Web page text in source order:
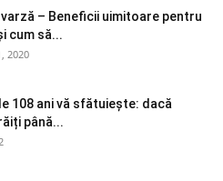
– Beneficii uimitoare pentru
cum să...
2020
108 ani vă sfătuiește: dacă
până...